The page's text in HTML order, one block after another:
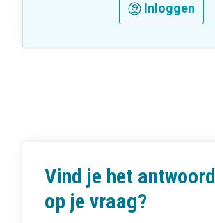
Inloggen
Vind je het
op je vraag?